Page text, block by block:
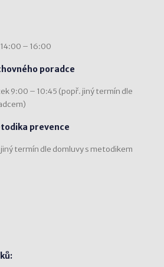
– 16:00
poradce
9:00 – 10:45 (popř. jiný termín dle
prevence
termín dle domluvy s metodikem